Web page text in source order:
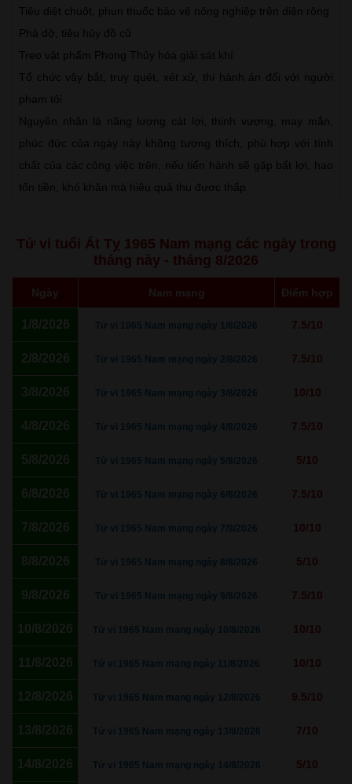
Tiêu diệt chuột, phun thuốc bảo vệ nông nghiệp trên diện rộng
Phá dỡ, tiêu hủy đồ cũ
Treo vật phẩm Phong Thủy hóa giải sát khí
Tổ chức vây bắt, truy quét, xét xử, thi hành án đối với người
phạm tội
Nguyên nhân là năng lượng cát lợi, thịnh vượng, may mắn,
phúc đức của ngày này không tương thích, phù hợp với tính
chất của các công việc trên, nếu tiến hành sẽ gặp bất lợi, hao
tốn tiền, khó khăn mà hiệu quả thu được thấp
Tử vi tuổi Ất Tỵ 1965 Nam mạng các ngày trong
tháng này - tháng 8/2026
Ngày Nam mạng Điểm hợp
1/8/2026 Tử vi 1965 Nam mạng ngày 1/8/2026 7.5/10
2/8/2026 Tử vi 1965 Nam mạng ngày 2/8/2026 7.5/10
3/8/2026 Tử vi 1965 Nam mạng ngày 3/8/2026 10/10
4/8/2026 Tử vi 1965 Nam mạng ngày 4/8/2026 7.5/10
5/8/2026 Tử vi 1965 Nam mạng ngày 5/8/2026 5/10
6/8/2026 Tử vi 1965 Nam mạng ngày 6/8/2026 7.5/10
7/8/2026 Tử vi 1965 Nam mạng ngày 7/8/2026 10/10
8/8/2026 Tử vi 1965 Nam mạng ngày 8/8/2026 5/10
9/8/2026 Tử vi 1965 Nam mạng ngày 9/8/2026 7.5/10
10/8/2026 Tử vi 1965 Nam mạng ngày 10/8/2026 10/10
11/8/2026 Tử vi 1965 Nam mạng ngày 11/8/2026 10/10
12/8/2026 Tử vi 1965 Nam mạng ngày 12/8/2026 9.5/10
13/8/2026 Tử vi 1965 Nam mạng ngày 13/8/2026 7/10
14/8/2026 Tử vi 1965 Nam mạng ngày 14/8/2026 5/10